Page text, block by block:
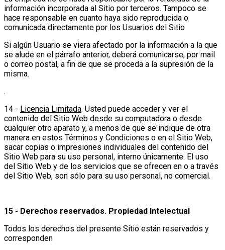
información incorporada al Sitio por terceros. Tampoco se
hace responsable en cuanto haya sido reproducida o
comunicada directamente por los Usuarios del Sitio
Si algún Usuario se viera afectado por la información a la que
se alude en el párrafo anterior, deberá comunicarse, por mail
o correo postal, a fin de que se proceda a la supresión de la
misma.
.
14 - Licencia Limitada. Usted puede acceder y ver el
contenido del Sitio Web desde su computadora o desde
cualquier otro aparato y, a menos de que se indique de otra
manera en estos Términos y Condiciones o en el Sitio Web,
sacar copias o impresiones individuales del contenido del
Sitio Web para su uso personal, interno únicamente. El uso
del Sitio Web y de los servicios que se ofrecen en o a través
del Sitio Web, son sólo para su uso personal, no comercial.
15 - Derechos reservados. Propiedad Intelectual
Todos los derechos del presente Sitio están reservados y
corresponden